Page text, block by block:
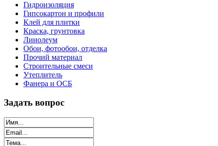
Гидроизоляция
Гипсокартон и профили
Клей для плитки
Краска, грунтовка
Линолеум
Обои, фотообои, отделка
Прочий материал
Строительные смеси
Утеплитель
Фанера и ОСБ
Задать вопрос